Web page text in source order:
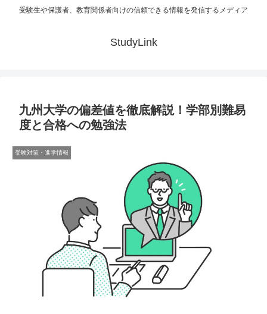
受験生や保護者、教育関係者向けの信頼できる情報を発信するメディア
StudyLink
九州大学の偏差値を徹底解説！学部別難易
度と合格への勉強法
受験対策・進学情報